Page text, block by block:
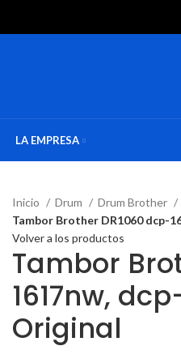
LA EMPRESA
Inicio Drum
Drum Brother
Tambor Brother DR1060 dcp-
Volver a los productos
Tambor
1617nw,
Original